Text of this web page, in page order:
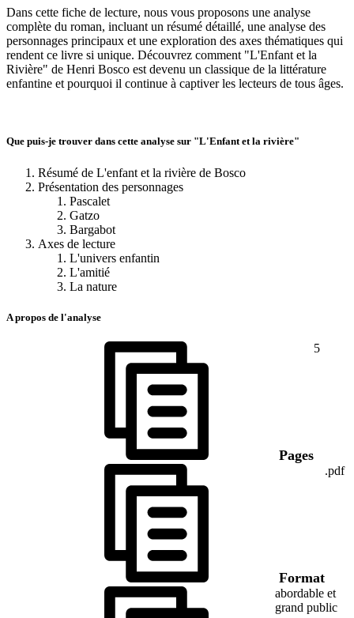
Dans cette fiche de lecture, nous vous proposons une analyse
complète du roman, incluant un résumé détaillé, une analyse des
personnages principaux et une exploration des axes thématiques qui
rendent ce livre si unique. Découvrez comment "L'Enfant et la
Rivière" de Henri Bosco est devenu un classique de la littérature
enfantine et pourquoi il continue à captiver les lecteurs de tous âges.
Que puis-je trouver dans cette analyse sur "L'Enfant et la rivière"
Résumé de L'enfant et la rivière de Bosco
Présentation des personnages
Pascalet
Gatzo
Bargabot
Axes de lecture
L'univers enfantin
L'amitié
La nature
A propos de l'analyse
Pages
5
Format
.pdf
abordable et
grand public